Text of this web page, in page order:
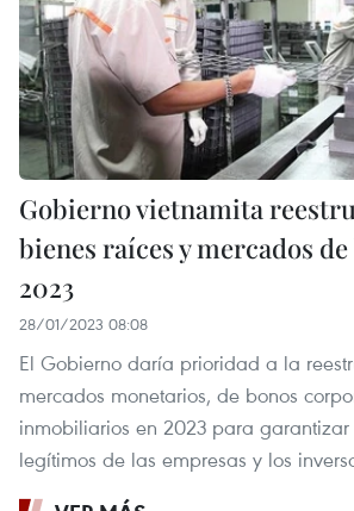
Gobierno vietnamita
bienes raíces y mercados
2023
28/01/2023 08:08
El Gobierno daría prioridad a la
mercados monetarios, de bonos
inmobiliarios en 2023 para garantizar
legítimos de las empresas y los